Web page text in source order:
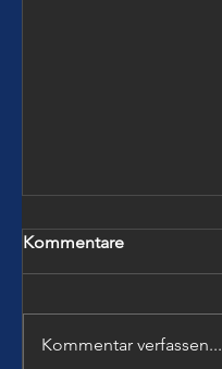
Kommentare
Kommentar verfassen...